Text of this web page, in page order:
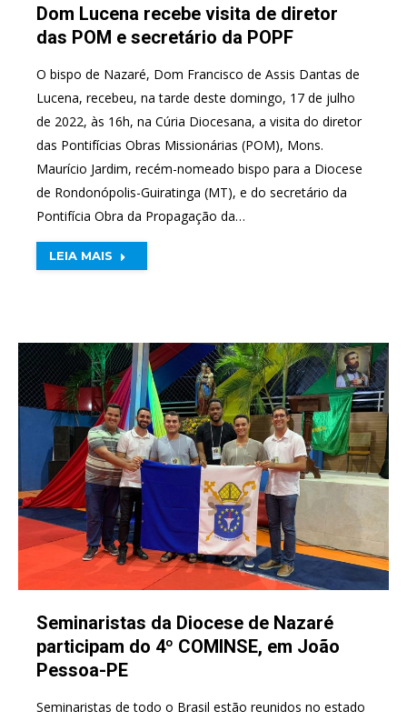
Dom Lucena recebe visita de diretor
das POM e secretário da POPF
O bispo de Nazaré, Dom Francisco de Assis Dantas de
Lucena, recebeu, na tarde deste domingo, 17 de julho
de 2022, às 16h, na Cúria Diocesana, a visita do diretor
das Pontifícias Obras Missionárias (POM), Mons.
Maurício Jardim, recém-nomeado bispo para a Diocese
de Rondonópolis-Guiratinga (MT), e do secretário da
Pontifícia Obra da Propagação da…
LEIA MAIS
Seminaristas da Diocese de Nazaré
participam do 4º COMINSE, em João
Pessoa-PE
Seminaristas de todo o Brasil estão reunidos no estado